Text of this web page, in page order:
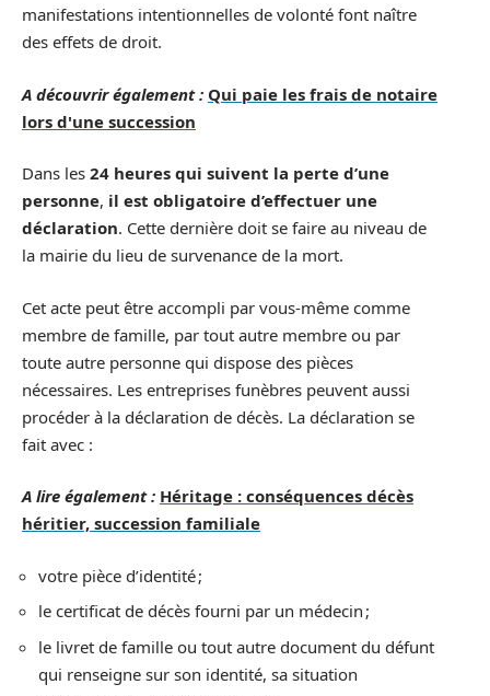
manifestations intentionnelles de volonté font naître
des effets de droit.
A découvrir également : Qui paie les frais de notaire
lors d'une succession
Dans les 24 heures qui suivent la perte d’une
personne, il est obligatoire d’effectuer une
déclaration. Cette dernière doit se faire au niveau de
la mairie du lieu de survenance de la mort.
Cet acte peut être accompli par vous-même comme
membre de famille, par tout autre membre ou par
toute autre personne qui dispose des pièces
nécessaires. Les entreprises funèbres peuvent aussi
procéder à la déclaration de décès. La déclaration se
fait avec :
A lire également : Héritage : conséquences décès
héritier, succession familiale
votre pièce d’identité ;
le certificat de décès fourni par un médecin ;
le livret de famille ou tout autre document du défunt
qui renseigne sur son identité, sa situation